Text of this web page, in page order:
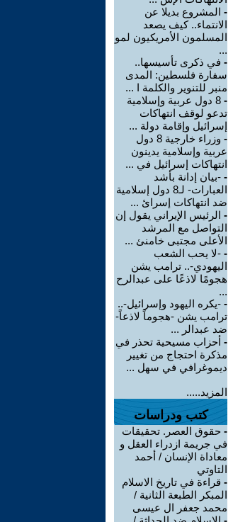
- المشروع بديلا عن
الانتماء.. كيف يصعد
المسلمون الأمريكيون لمو
...
- في ذكرى تأسيسها..
سفارة فلسطين: المدى
منبر للتنوير والكلمة ا ...
-
8 دول عربية وإسلامية
تدعو لوقف انتهاكات
إسرائيل وإقامة دولة ...
-
وزراء خارجية 8 دول
عربية وإسلامية يدينون
انتهاكات إسرائيل في ...
- -بيان إدانة بأشد
العبارات- لـ8 دول إسلامية
ضد انتهاكات إسرائ ...
- الرئيس الإيراني يقول إن
التواصل مع المرشد
الأعلى مجتبى خامنئ ...
- -لا يحب الشعب
اليهودي-.. ترامب يشن
هجومًا لاذعًا على عبدالرح
...
- -يكره اليهود وإسرائيل-..
ترامب يشن -هجوماً لاذعاً-
ضد عبدالر ...
- أحزاب مسيحية تحذر في
مذكرة احتجاج من تغيير
ديموغرافي في سهل ...
المزيد.....
كتب ودراسات
- حقوق العصر. تحقيقات
في جريمة ازدراء العقل و
معاداة الإنسان / أحمد
التاوتي
- قراءة في تاريخ الاسلام
المبكر الطبعة الثانية /
محمد جعفر ال عيسى